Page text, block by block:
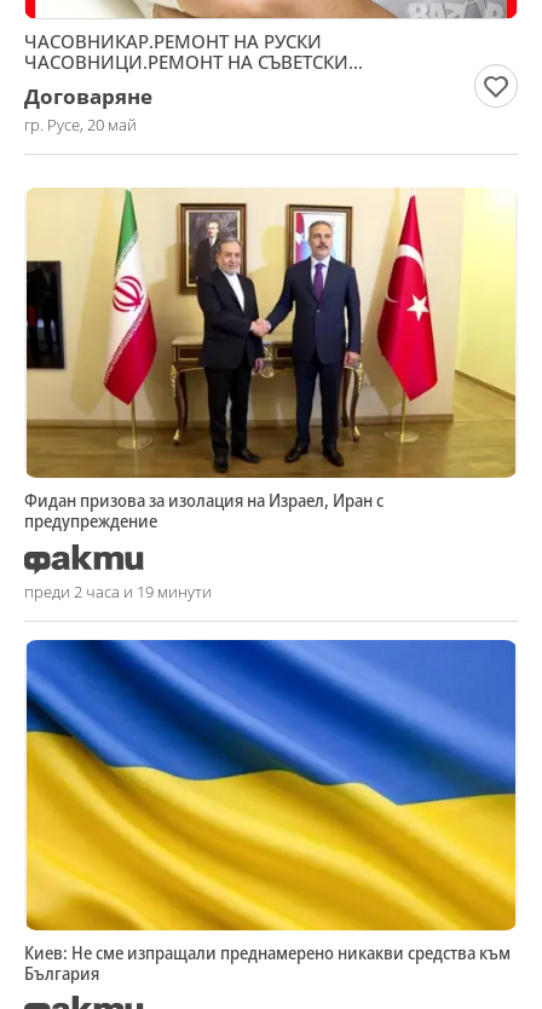
ЧАСОВНИКАР.РЕМОНТ НА РУСКИ
ЧАСОВНИЦИ.РЕМОНТ НА СЪВЕТСКИ
ЧАСОВНИК.ЧАСТИ ЗА ЧАСОВНИЦИ БАЛАНСИ ОСИ
Договаряне
гр. Русе, 20 май
Фидан призова за изолация на Израел, Иран с
предупреждение
преди 2 часа и 19 минути
Киев: Не сме изпращали преднамерено никакви средства към
България